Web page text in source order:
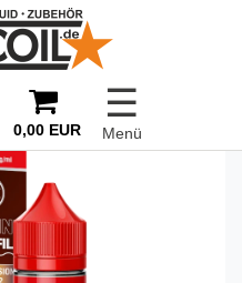
0,00 EUR
☰
Menü